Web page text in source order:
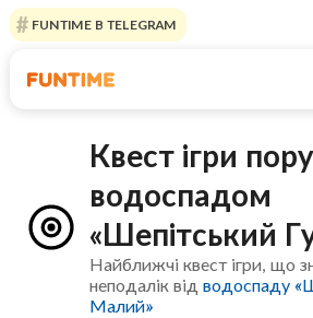
FUNTIME В TELEGRAM
Квест ігри
водоспадом
«Шепітський
Найближчі квест ігри, що
неподалік відводоспаду
Малий»